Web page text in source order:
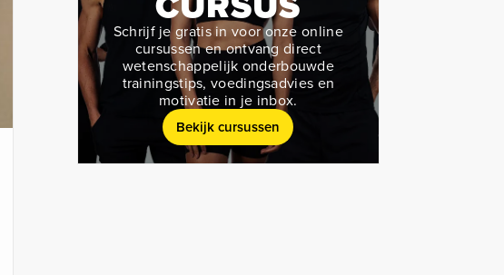
Schrijf je gratis in voor onze online
cursussen en ontvang direct
wetenschappelijk onderbouwde
trainingstips, voedingsadvies en
motivatie in je inbox.
Bekijk cursussen